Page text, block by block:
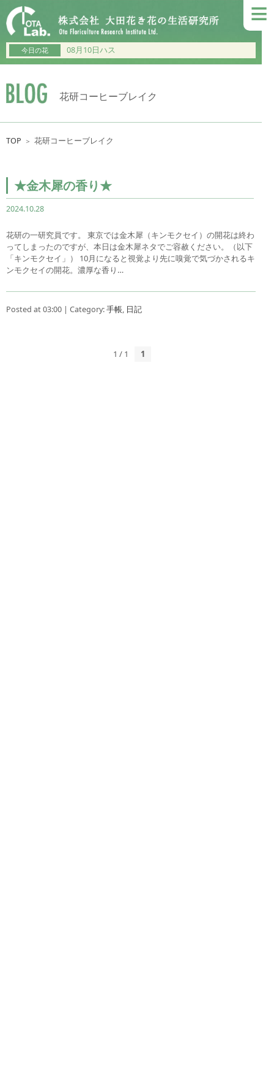
≡
今日の花 08月10日ハス
花研コーヒーブレイク
TOP ＞ 花研コーヒーブレイク
★金木犀の香り★
2024.10.28
花研の一研究員です。 東京では金木犀（キンモクセイ）の開花は終わ
ってしまったのですが、本日は金木犀ネタでご容赦ください。（以下
「キンモクセイ」） 10月になると視覚より先に嗅覚で気づかされるキ
ンモクセイの開花。濃厚な香り…
Posted at 03:00 | Category:手帳, 日記
1 / 1 1